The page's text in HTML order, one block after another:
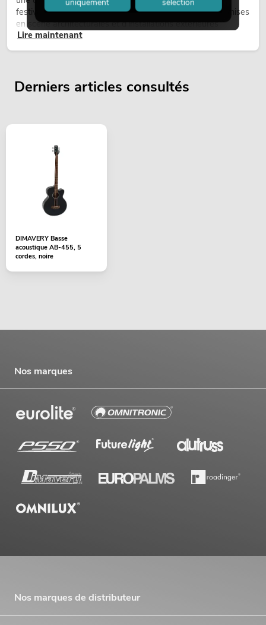
festivals, de fêtes urbaines, de concerts en plein air, de mises
en scène architecturales et d’installations extérieures
temporaires.
Lire maintenant
Derniers articles consultés
DIMAVERY Basse
acoustique AB-455, 5
cordes, noire
Nos marques
Nos marques de distributeur
uniquement
sélection